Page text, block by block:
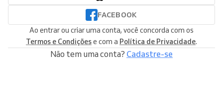
FACEBOOK
Ao entrar ou criar uma conta, você concorda com os
Termos e Condiçõese com a Política de Privacidade.
Não tem uma conta? Cadastre-se